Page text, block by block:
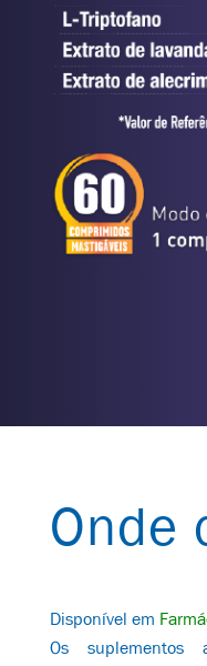
Onde
Disponível em
Os suplementos